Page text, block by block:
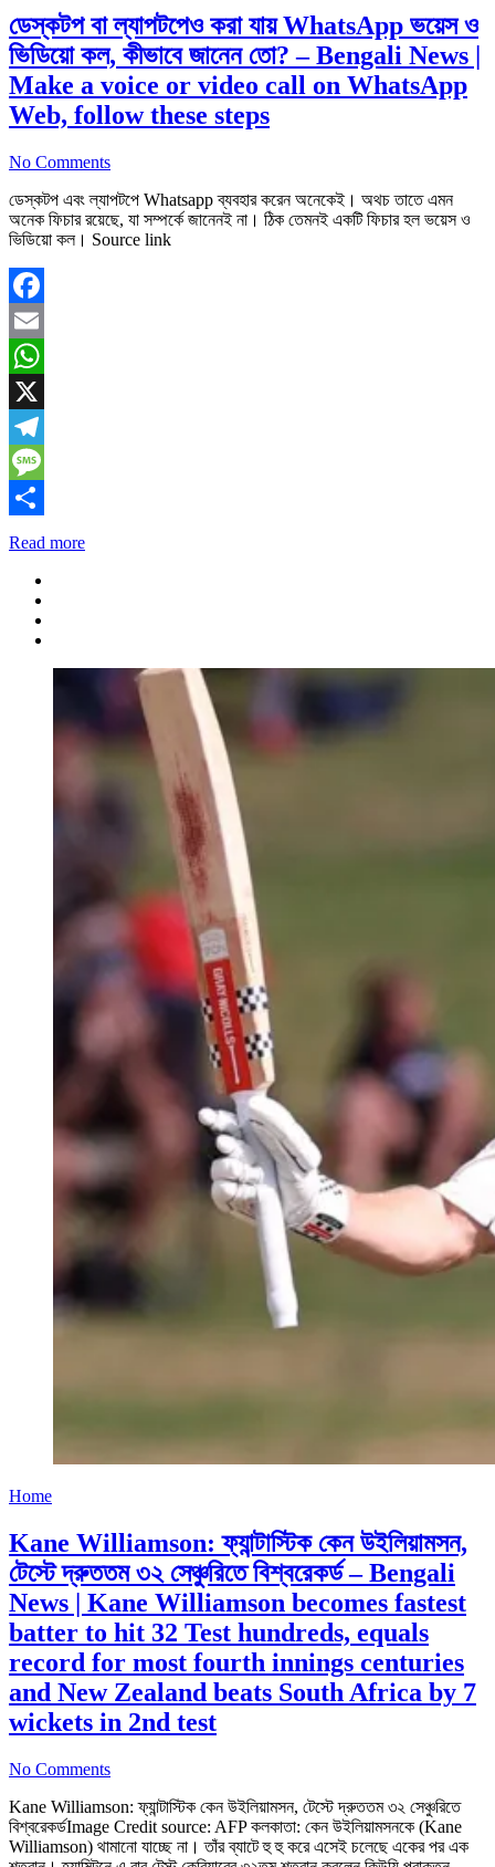
ডেস্কটপ বা ল্যাপটপেও করা যায় WhatsApp ভয়েস ও
ভিডিয়ো কল, কীভাবে জানেন তো? – Bengali News |
Make a voice or video call on WhatsApp
Web, follow these steps
No Comments
ডেস্কটপ এবং ল্যাপটপে Whatsapp ব্যবহার করেন অনেকেই। অথচ তাতে এমন
অনেক ফিচার রয়েছে, যা সম্পর্কে জানেনই না। ঠিক তেমনই একটি ফিচার হল ভয়েস ও
ভিডিয়ো কল। Source link
Facebook
Email
WhatsApp
X
Telegram
Message
Share
Read more
Home
Kane Williamson: ফ্যান্টাস্টিক কেন উইলিয়ামসন,
টেস্টে দ্রুততম ৩২ সেঞ্চুরিতে বিশ্বরেকর্ড – Bengali
News | Kane Williamson becomes fastest
batter to hit 32 Test hundreds, equals
record for most fourth innings centuries
and New Zealand beats South Africa by 7
wickets in 2nd test
No Comments
Kane Williamson: ফ্যান্টাস্টিক কেন উইলিয়ামসন, টেস্টে দ্রুততম ৩২ সেঞ্চুরিতে
বিশ্বরেকর্ডImage Credit source: AFP কলকাতা: কেন উইলিয়ামসনকে (Kane
Williamson) থামানো যাচ্ছে না। তাঁর ব্যাটে হু হু করে এসেই চলেছে একের পর এক